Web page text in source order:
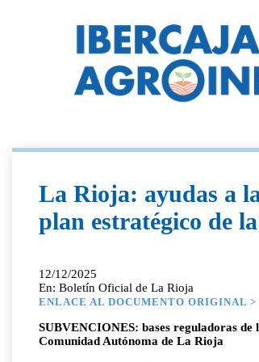
La Rioja: ayudas a
plan estratégico de
12/12/2025
En: Boletín Oficial de La Rioja
ENLACE AL DOCUMENTO ORIGINAL >
SUBVENCIONES: bases reguladoras
Comunidad Autónoma de La Rioja